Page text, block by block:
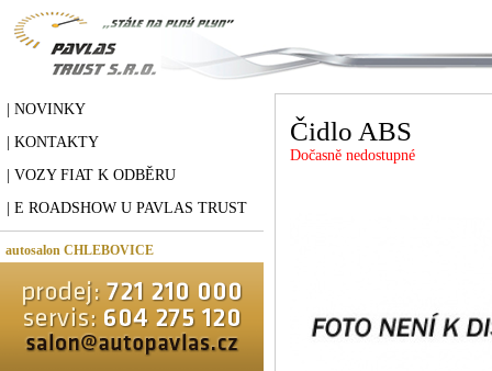
| NOVINKY
| KONTAKTY
| VOZY FIAT K ODBĚRU
| E ROADSHOW U PAVLAS TRUST
autosalon CHLEBOVICE
Čidlo ABS
Dočasně nedostupné